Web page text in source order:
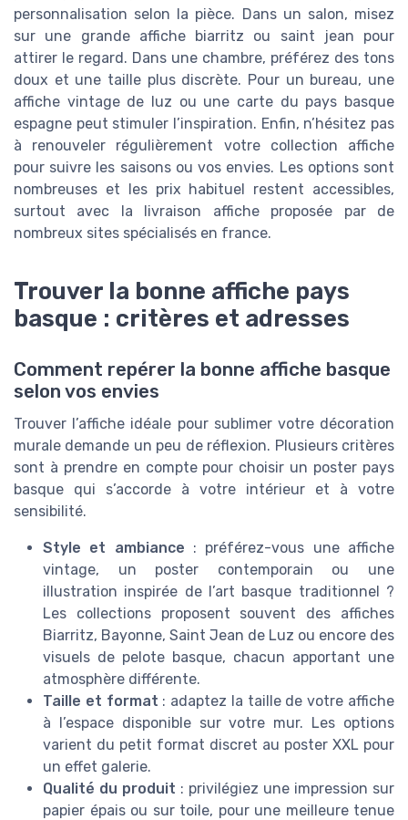
personnalisation selon la pièce. Dans un salon, misez
sur une grande affiche biarritz ou saint jean pour
attirer le regard. Dans une chambre, préférez des tons
doux et une taille plus discrète. Pour un bureau, une
affiche vintage de luz ou une carte du pays basque
espagne peut stimuler l’inspiration. Enfin, n’hésitez pas
à renouveler régulièrement votre collection affiche
pour suivre les saisons ou vos envies. Les options sont
nombreuses et les prix habituel restent accessibles,
surtout avec la livraison affiche proposée par de
nombreux sites spécialisés en france.
Trouver la bonne affiche pays
basque : critères et adresses
Comment repérer la bonne affiche basque
selon vos envies
Trouver l’affiche idéale pour sublimer votre décoration
murale demande un peu de réflexion. Plusieurs critères
sont à prendre en compte pour choisir un poster pays
basque qui s’accorde à votre intérieur et à votre
sensibilité.
Style et ambiance : préférez-vous une affiche
vintage, un poster contemporain ou une
illustration inspirée de l’art basque traditionnel ?
Les collections proposent souvent des affiches
Biarritz, Bayonne, Saint Jean de Luz ou encore des
visuels de pelote basque, chacun apportant une
atmosphère différente.
Taille et format : adaptez la taille de votre affiche
à l’espace disponible sur votre mur. Les options
varient du petit format discret au poster XXL pour
un effet galerie.
Qualité du produit : privilégiez une impression sur
papier épais ou sur toile, pour une meilleure tenue